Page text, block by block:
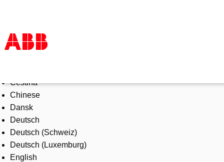
Products & Solutions
Industries
Services
About us
Where to buy
Contact us
Careers
Čeština
Chinese
Dansk
Deutsch
Deutsch (Schweiz)
Deutsch (Luxemburg)
English